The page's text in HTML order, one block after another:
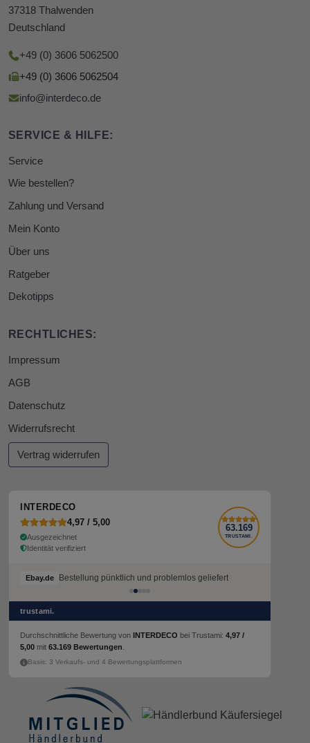
37318 Thalwenden
Deutschland
+49 (0) 3606 5062500
+49 (0) 3606 5062504
info@interdeco.de
SERVICE & HILFE:
Service
Wie bestellen?
Zahlung und Versand
Mein Konto
Über uns
Ratgeber
Dekotipps
RECHTLICHES:
Impressum
AGB
Datenschutz
Widerrufsrecht
Vertrag widerrufen
INTERDECO
4,97 / 5,00
Ausgezeichnet
Identität verifiziert
63.169
TRUSTAMI.
Ebay.de Bestellung pünktlich und problemlos geliefert
trustami.
Durchschnittliche Bewertung von INTERDECO bei Trustami: 4,97 /
5,00 mit 63.169 Bewertungen
Basis: 3 Verkaufs- und 4 Bewertungsplattformen